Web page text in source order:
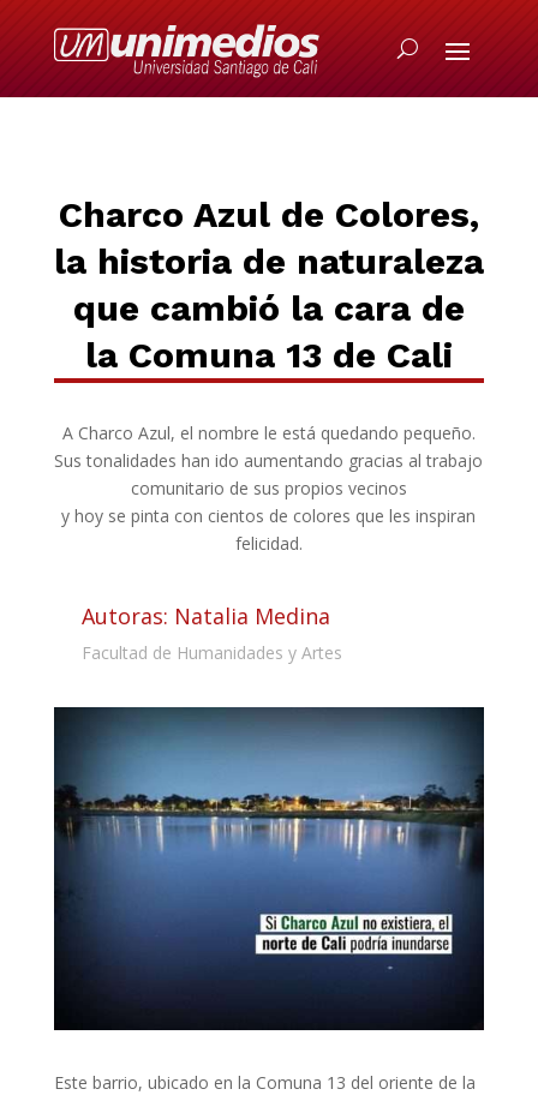
Charco Azul de Colores,
la historia de naturaleza
que cambió la cara de
la Comuna 13 de Cali
A Charco Azul, el nombre le está quedando pequeño.
Sus tonalidades han ido aumentando gracias al trabajo
comunitario de sus propios vecinos
y hoy se pinta con cientos de colores que les inspiran
felicidad.
Autoras: Natalia Medina
Facultad de Humanidades y Artes
Este barrio, ubicado en la Comuna 13 del oriente de la